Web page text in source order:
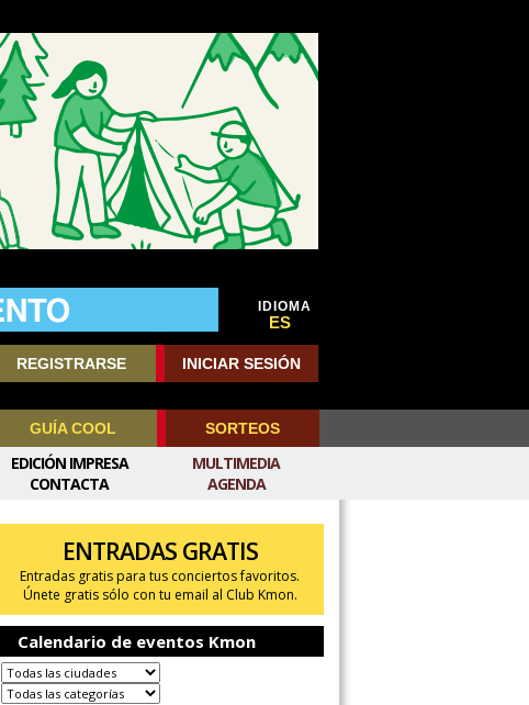
IDIOMA
ES
REGISTRARSE INICIAR SESIÓN
GUÍA COOL SORTEOS
MULTIMEDIA
AGENDA
EDICIÓN IMPRESA
CONTACTA
ENTRADAS GRATIS
Entradas gratis para tus conciertos favoritos.
Únete gratis sólo con tu email al Club Kmon.
Calendario de eventos Kmon